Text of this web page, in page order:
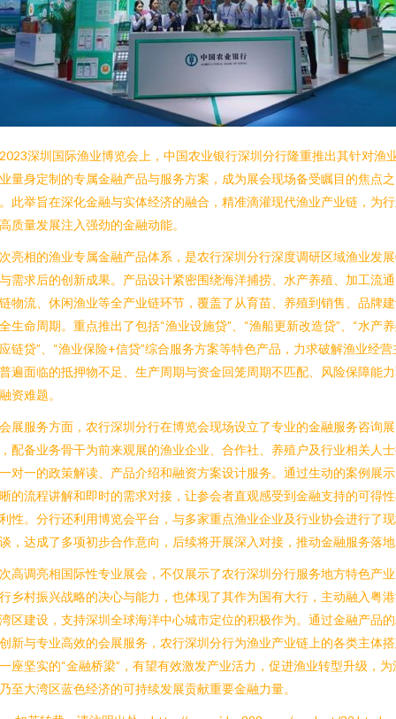
深圳国际渔业博览会上，中国农业银行深圳分行隆重推出其针对渔
量身定制的专属金融产品与服务方案，成为展会现场备受瞩目的焦点之
此举旨在深化金融与实体经济的融合，精准滴灌现代渔业产业链，为
质量发展注入强劲的金融动能。
亮相的渔业专属金融产品体系，是农行深圳分行深度调研区域渔业发
需求后的创新成果。产品设计紧密围绕海洋捕捞、水产养殖、加工流
物流、休闲渔业等全产业链环节，覆盖了从育苗、养殖到销售、品牌
生命周期。重点推出了包括“渔业设施贷”、“渔船更新改造贷”、“水产
链贷”、“渔业保险+信贷”综合服务方案等特色产品，力求破解渔业经营
遍面临的抵押物不足、生产周期与资金回笼周期不匹配、风险保障能
资难题。
展服务方面，农行深圳分行在博览会现场设立了专业的金融服务咨询展
配备业务骨干为前来观展的渔业企业、合作社、养殖户及行业相关人
对一的政策解读、产品介绍和融资方案设计服务。通过生动的案例展
的流程讲解和即时的需求对接，让参会者直观感受到金融支持的可得
性。分行还利用博览会平台，与多家重点渔业企业及行业协会进行了
，达成了多项初步合作意向，后续将开展深入对接，推动金融服务落
高调亮相国际性专业展会，不仅展示了农行深圳分行服务地方特色产
乡村振兴战略的决心与能力，也体现了其作为国有大行，主动融入粤
区建设，支持深圳全球海洋中心城市定位的积极作为。通过金融产品
新与专业高效的会展服务，农行深圳分行为渔业产业链上的各类主体
座坚实的“金融桥梁”，有望有效激发产业活力，促进渔业转型升级，为
至大湾区蓝色经济的可持续发展贡献重要金融力量。